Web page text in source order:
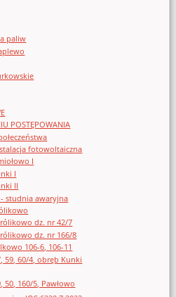
paliw
POSTĘPOWANIA
fotowoltaiczna
I
I
II
- studnia awaryjna
dz. nr 42/7
dz. nr 166/8
106-6, 106-11
59, 60/4, obręb Kunki
50, 160/5, Pawłowo